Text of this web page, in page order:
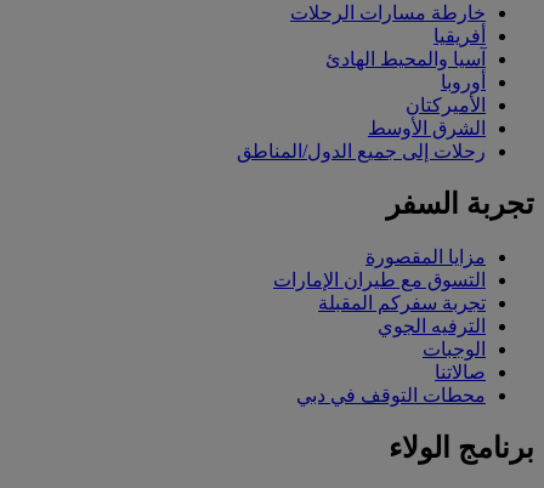
خارطة مسارات الرحلات
أفريقيا
آسيا والمحيط الهادئ
أوروبا
الأميركتان
الشرق الأوسط
رحلات إلى جميع الدول/المناطق
تجربة السفر
مزايا المقصورة
التسوق مع طيران الإمارات
تجربة سفركم المقبلة
الترفيه الجوي
الوجبات
صالاتنا
محطات التوقف في دبي
برنامج الولاء